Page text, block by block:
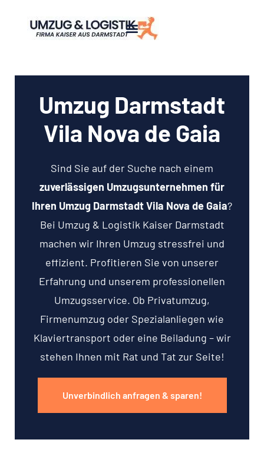
Umzug Darmstadt
Vila Nova de Gaia
Sind Sie auf der Suche nach einem
zuverlässigen Umzugsunternehmen für
Ihren Umzug Darmstadt Vila Nova de Gaia?
Bei Umzug & Logistik Kaiser Darmstadt
machen wir Ihren Umzug stressfrei und
effizient. Profitieren Sie von unserer
Erfahrung und unserem professionellen
Umzugsservice. Ob Privatumzug,
Firmenumzug oder Spezialanliegen wie
Klaviertransport oder eine Beiladung – wir
stehen Ihnen mit Rat und Tat zur Seite!
Unverbindlich anfragen & sparen!